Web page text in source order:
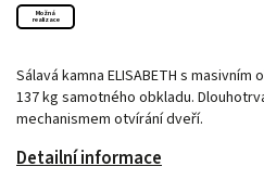
Možná
realizace
Sálavá kamna ELISABETH s
137 kg samotného obkladu.
mechanismem otvírání dveří.
Detailní informace